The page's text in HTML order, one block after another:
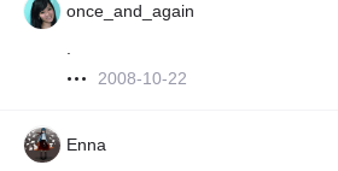
once_and_again
.
2008-10-22
Enna